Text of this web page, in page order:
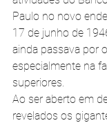
Paulo no novo
17 de junho de
ainda passava por
especialmente na
superiores.
Ao ser aberto em
revelados os